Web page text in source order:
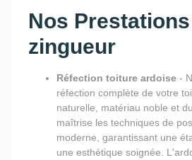
Nos
zingueur
Réfection toiture ardoise -
réfection complète de votre
naturelle, matériau noble et
maîtrise les techniques de
moderne, garantissant une
une esthétique soignée.